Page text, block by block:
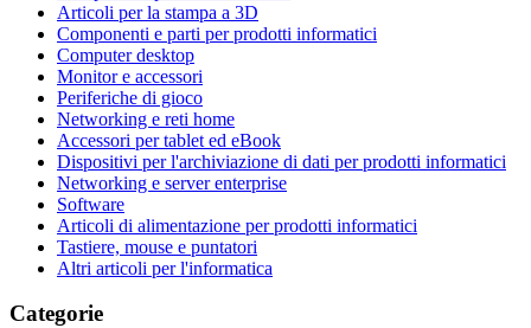
Articoli per la stampa a 3D
Componenti e parti per prodotti informatici
Computer desktop
Monitor e accessori
Periferiche di gioco
Networking e reti home
Accessori per tablet ed eBook
Dispositivi per l'archiviazione di dati per prodotti informatici
Networking e server enterprise
Software
Articoli di alimentazione per prodotti informatici
Tastiere, mouse e puntatori
Altri articoli per l'informatica
Categorie